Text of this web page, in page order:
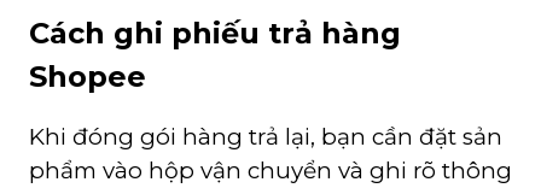
Cách ghi phiếu trả hàng
Shopee
Khi đóng gói hàng trả lại, bạn cần đặt sản
phẩm vào hộp vận chuyển và ghi rõ thông